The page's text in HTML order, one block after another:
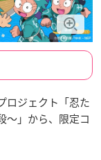
ロジェクト「忍た
〜」から、限定コ